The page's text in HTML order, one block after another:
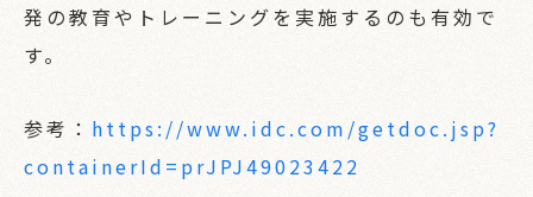
発の教育やトレーニングを実施するのも有効で
す。
参考： https://www.idc.com/getdoc.jsp?
containerId=prJPJ49023422